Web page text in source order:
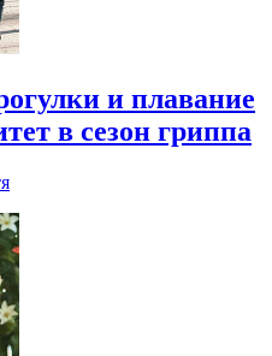
и плавание
в сезон гриппа